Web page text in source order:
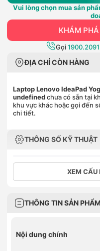
Vui lòng chọn mua sản
KHÁM
Gọi1900.2091
ĐỊA CHỈ CÒN HÀNG
Laptop Lenovo IdeaPad
undefinedchưa có sẵn tại
khu vực khác hoặc gọi đến
chi tiết.
THÔNG SỐ KỸ THUẬT
XEM CẤU
THÔNG TIN SẢN PHẨM
Nội dung chính